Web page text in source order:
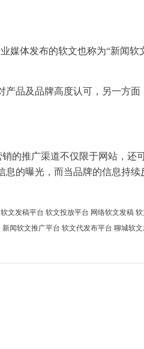
媒体发布的软文也称为“新闻软
产品及品牌高度认可，另一方面
销的推广渠道不仅限于网站，还
息的曝光，而当品牌的信息持
文发稿平台 软文投放平台 网络软文发稿 软
新闻软文推广平台 软文代发布平台 聊城软